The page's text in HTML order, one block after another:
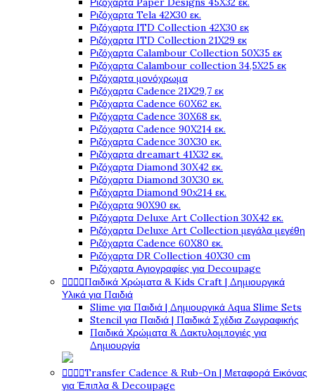
Ριζόχαρτα Tela 42Χ30 εκ.
Ριζόχαρτα ITD Collection 42X30 εκ
Ριζόχαρτα ITD Collection 21X29 εκ
Ριζόχαρτα Calambour Collection 50X35 εκ
Ριζόχαρτα Calambour collection 34,5X25 εκ
Ριζόχαρτα μονόχρωμα
Ριζόχαρτα Cadence 21Χ29,7 εκ
Ριζόχαρτα Cadence 60X62 εκ.
Ριζόχαρτα Cadence 30X68 εκ.
Ριζόχαρτα Cadence 90X214 εκ.
Ριζόχαρτα Cadence 30X30 εκ.
Ριζόχαρτα dreamart 41X32 εκ.
Ριζόχαρτα Diamond 30X42 εκ.
Ριζόχαρτα Diamond 30X30 εκ.
Ριζόχαρτα Diamond 90x214 εκ.
Ριζόχαρτα 90X90 εκ.
Ριζόχαρτα Deluxe Art Collection 30X42 εκ.
Ριζόχαρτα Deluxe Art Collection μεγάλα μεγέθη
Ριζόχαρτα Cadence 60X80 εκ.
Ριζόχαρτα DR Collection 40X30 cm
Ριζόχαρτα Αγιογραφίες για Decoupage
Παιδικά Χρώματα & Kids Craft | Δημιουργικά
Υλικά για Παιδιά
Slime για Παιδιά | Δημιουργικά Aqua Slime Sets
Stencil για Παιδιά | Παιδικά Σχέδια Ζωγραφικής
Παιδικά Χρώματα & Δακτυλομπογιές για
Δημιουργία
Transfer Cadence & Rub-On | Μεταφορά Εικόνας
για Έπιπλα & Decoupage